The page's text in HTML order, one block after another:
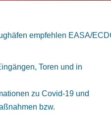
empfehlen EASA/
Toren und in
zu Covid-19 und
bzw.